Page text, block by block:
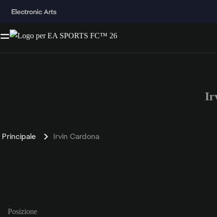
Principale Irvin Cardona
Posizione